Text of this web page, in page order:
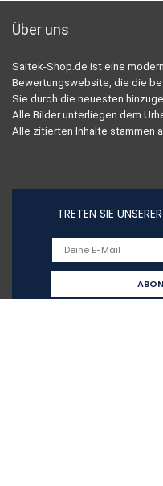
Über uns
Saitek-Shop.de ist eine
Bewertungswebsite, die die
Sie durch die neuesten
Alle Bilder unterliegen dem
Alle zitierten Inhalte stammen
TRETEN SIE